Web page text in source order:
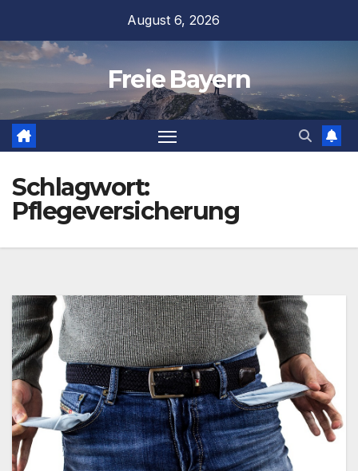
springen
August 6, 2026
Freie Bayern
Schlagwort:
Pflegeversicherung